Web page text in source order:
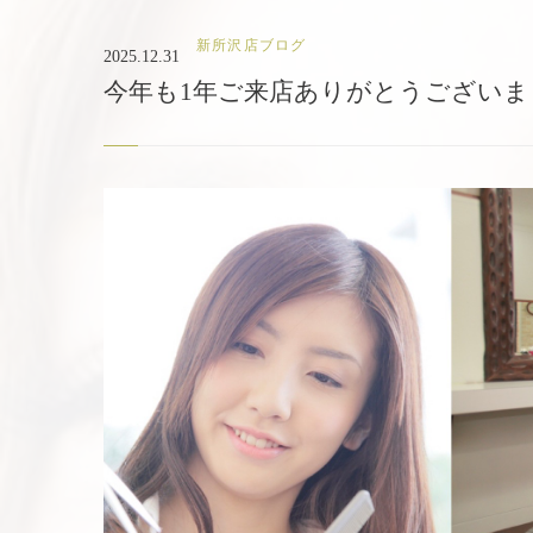
2025.12.31
新所沢店ブログ
今年も1年ご来店ありがとうござい